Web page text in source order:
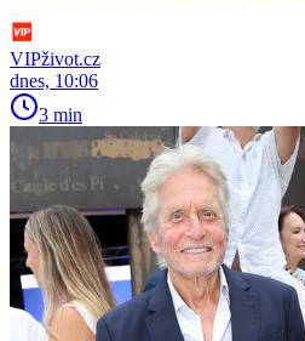
VIPživot.cz
dnes, 10:06
3 min